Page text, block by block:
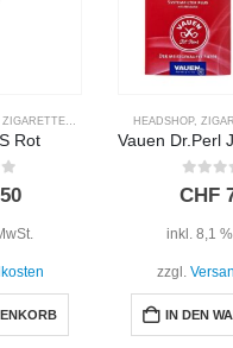
ZIGARETTENPAPIER
Rot
HEADSHOP,
0out
CHF
inkl. 8,1
zzgl.
IN DEN